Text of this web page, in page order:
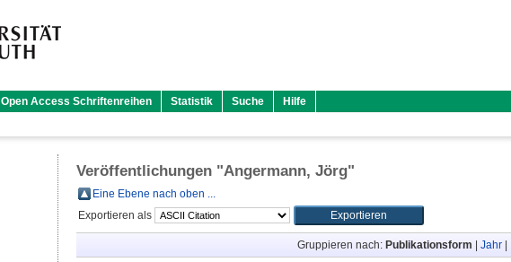
Open Access Schriftenreihen Statistik Suche Hilfe
Veröffentlichungen "Angermann, Jörg"
Eine Ebene nach oben ...
Exportieren als
Gruppieren nach: Publikationsform Jahr|